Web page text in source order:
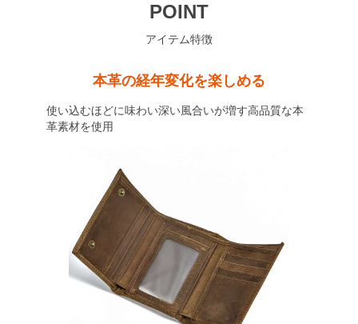
POINT
アイテム特徴
本革の経年変化を楽しめる
使い込むほどに味わい深い風合いが増す高品質な本
革素材を使用